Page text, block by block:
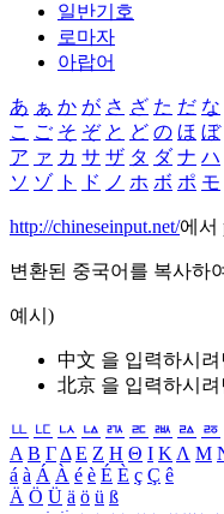
일반기호
로마자
아랍어
あ ぁ か が さ ざ た だ な
こ ご そ ぞ と ど の ほ ぼ
ア ァ カ サ ザ タ ダ ナ ハ
ソ ゾ ト ド ノ ホ ボ ポ モ
http://chineseinput.net/에서
변환된 중국어를 복사하
예시)
中文 을 입력하시려
北京 을 입력하시려
ㅥ ㅦ ㅧ ㅨ ㅩ ㅪ ㅫ ㅬ ㅭ
Α Β ΓΔ Ε Ζ Η Θ Ι ΚΛ Μ
á à Á À é è É È ç Ç ê
Ä Ö Ü ä ö ü ß